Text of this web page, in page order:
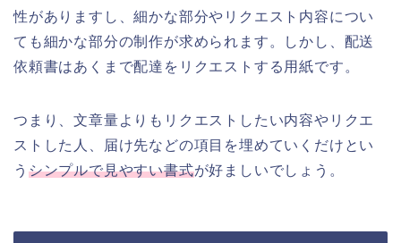
性がありますし、細かな部分やリクエスト内容につい
ても細かな部分の制作が求められます。しかし、配送
依頼書はあくまで配達をリクエストする用紙です。
つまり、文章量よりもリクエストしたい内容やリクエ
ストした人、届け先などの項目を埋めていくだけとい
う シンプルで見やすい書式が好ましいでしょう。